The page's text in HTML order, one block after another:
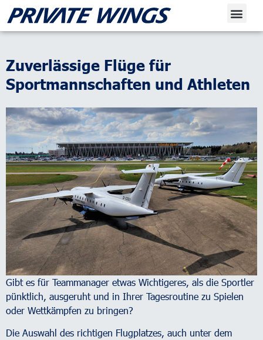
Zuverlässige Flüge für
Sportmannschaften und Athleten
Gibt es für Teammanager etwas Wichtigeres, als die Sportler
pünktlich, ausgeruht und in Ihrer Tagesroutine zu Spielen
oder Wettkämpfen zu bringen?
Die Auswahl des richtigen Flugplatzes, auch unter dem